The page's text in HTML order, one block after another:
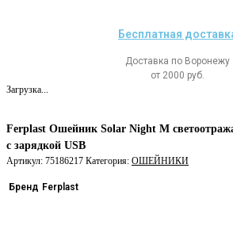
Бесплатная
Доставка по Воронежу
от 2000 руб.
Загрузка...
Ferplast Ошейник Solar Night M
с зарядкой USB
Артикул: 75186217 Категория: ОШЕЙНИКИ
Бренд Ferplast